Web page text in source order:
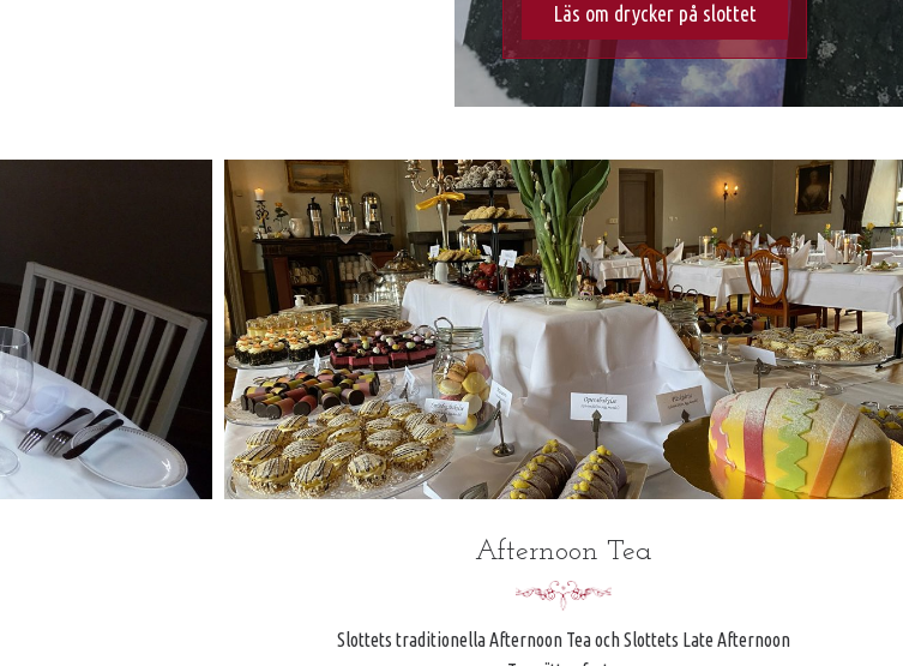
Läs om drycker på slottet
Afternoon Tea
Slottets traditionella Afternoon Tea och Slottets Late Afternoon